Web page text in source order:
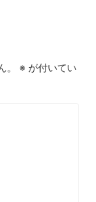
※ が付いてい